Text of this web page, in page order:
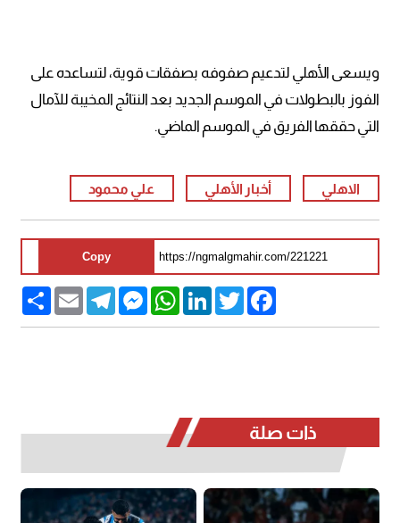
ويسعى الأهلي لتدعيم صفوفه بصفقات قوية، لتساعده على
الفوز بالبطولات في الموسم الجديد بعد النتائج المخيبة للآمال
التي حققها الفريق في الموسم الماضي.
الاهلي أخبار الأهلي علي محمود
Copy
Share Email
TelegramMessengerWhatsAppLinkedInTwitter
Facebook
ذات صلة